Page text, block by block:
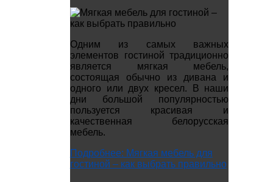
Одним из самых важных
элементов гостиной традиционно
является мягкая мебель,
состоящая обычно из дивана и
одного или двух кресел. В наши
дни большой популярностью
пользуется красивая и
качественная белорусская
мебель.
Подробнее: Мягкая мебель для
гостиной – как выбрать правильно